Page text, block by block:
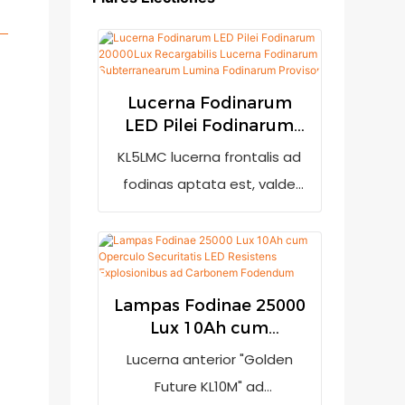
Lucerna Fodinarum
LED Pilei Fodinarum
20000Lux Recargabilis
Subterranearum
Provisor
KL5LMC lucerna frontalis ad
fodinas aptata est, valde
Indicationem potentiae
humilis habet, ut usorem
impleat cum potentia non
Lampas Fodinae 25000
Lux 10Ah cum
Operculo Securitatis
Explosionibus ad
Lucerna anterior "Golden
Future KL10M" ad